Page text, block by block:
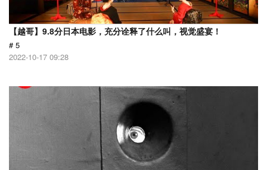
【越哥】9.8分日本电影，充分诠释了什么叫，视觉盛宴！
# 5
2022-10-17 09:28